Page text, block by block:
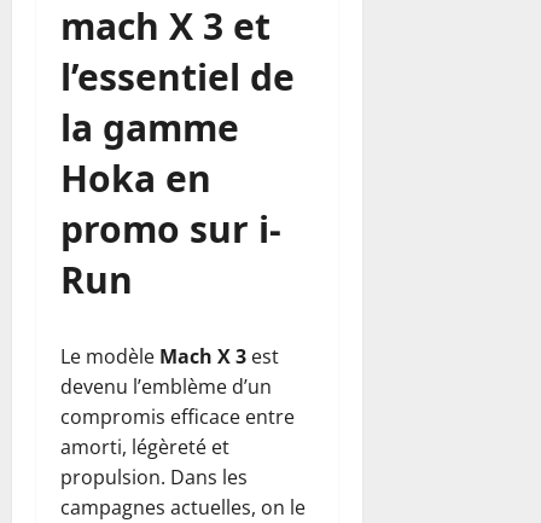
mach X 3 et
l’essentiel de
la gamme
Hoka en
promo sur i-
Run
Le modèle Mach X 3 est
devenu l’emblème d’un
compromis efficace entre
amorti, légèreté et
propulsion. Dans les
campagnes actuelles, on le